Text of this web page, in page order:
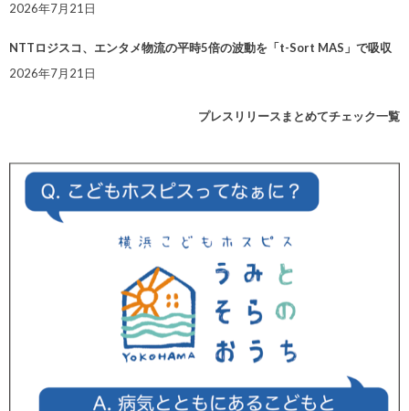
2026年7月21日
NTTロジスコ、エンタメ物流の平時5倍の波動を「t-Sort MAS」で吸収
2026年7月21日
プレスリリースまとめてチェック一覧